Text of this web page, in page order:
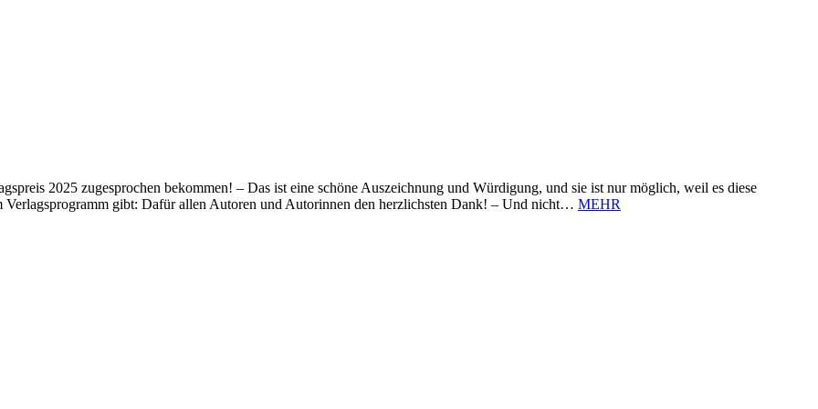
2025 zugesprochen bekommen! – Das ist eine schöne Auszeichnung und Würdigung, und sie ist nur möglich, weil es diese
gibt: Dafür allen Autoren und Autorinnen den herzlichsten Dank! – Und nicht… MEHR